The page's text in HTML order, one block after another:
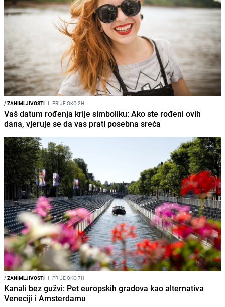
/ZANIMLJIVOSTI I PRIJE OKO 2H
Vaš datum rođenja krije simboliku: Ako ste rođeni ovih
dana, vjeruje se da vas prati posebna sreća
/ZANIMLJIVOSTI I PRIJE OKO 7H
Kanali bez gužvi: Pet europskih gradova kao alternativa
Veneciji i Amsterdamu